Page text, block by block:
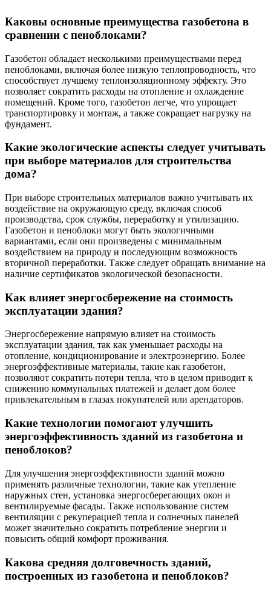
Каковы основные преимущества газобетона в
сравнении с пеноблоками?
Газобетон обладает несколькими преимуществами перед
пеноблоками, включая более низкую теплопроводность, что
способствует лучшему теплоизоляционному эффекту. Это
позволяет сократить расходы на отопление и охлаждение
помещений. Кроме того, газобетон легче, что упрощает
транспортировку и монтаж, а также сокращает нагрузку на
фундамент.
Какие экологические аспекты следует учитывать
при выборе материалов для строительства
дома?
При выборе строительных материалов важно учитывать их
воздействие на окружающую среду, включая способ
производства, срок службы, переработку и утилизацию.
Газобетон и пеноблоки могут быть экологичными
вариантами, если они произведены с минимальным
воздействием на природу и последующим возможность
вторичной переработки. Также следует обращать внимание на
наличие сертификатов экологической безопасности.
Как влияет энергосбережение на стоимость
эксплуатации здания?
Энергосбережение напрямую влияет на стоимость
эксплуатации здания, так как уменьшает расходы на
отопление, кондиционирование и электроэнергию. Более
энергоэффективные материалы, такие как газобетон,
позволяют сократить потери тепла, что в целом приводит к
снижению коммунальных платежей и делает дом более
привлекательным в глазах покупателей или арендаторов.
Какие технологии помогают улучшить
энергоэффективность зданий из газобетона и
пеноблоков?
Для улучшения энергоэффективности зданий можно
применять различные технологии, такие как утепление
наружных стен, установка энергосберегающих окон и
вентилируемые фасады. Также использование систем
вентиляции с рекуперацией тепла и солнечных панелей
может значительно сократить потребление энергии и
повысить общий комфорт проживания.
Какова средняя долговечность зданий,
построенных из газобетона и пеноблоков?